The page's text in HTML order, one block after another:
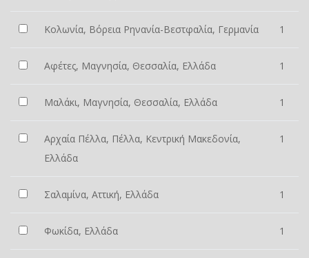
Κολωνία, Βόρεια Ρηνανία-Βεστφαλία, Γερμανία 1
Αφέτες, Μαγνησία, Θεσσαλία, Ελλάδα 1
Μαλάκι, Μαγνησία, Θεσσαλία, Ελλάδα 1
Αρχαία Πέλλα, Πέλλα, Κεντρική Μακεδονία,
Ελλάδα
1
Σαλαμίνα, Αττική, Ελλάδα 1
Φωκίδα, Ελλάδα 1